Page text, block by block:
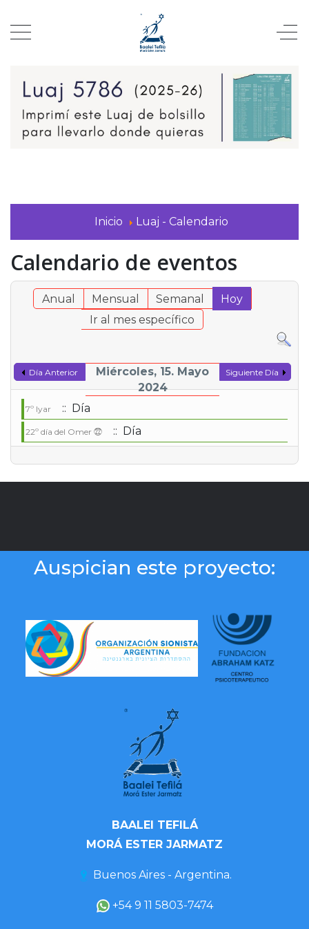
Inicio Luaj - Calendario
Calendario de eventos
Anual Mensual Semanal
Hoy
Ir al mes específico
Día Anterior
Miércoles, 15. Mayo
2024
Siguiente Día
7º Iyar :: Día
22º día del Omer ㉒ :: Día
Auspician este proyecto:
BAALEI TEFILÁ
MORÁ ESTER JARMATZ
Buenos Aires - Argentina.
+54 9 11 5803-7474